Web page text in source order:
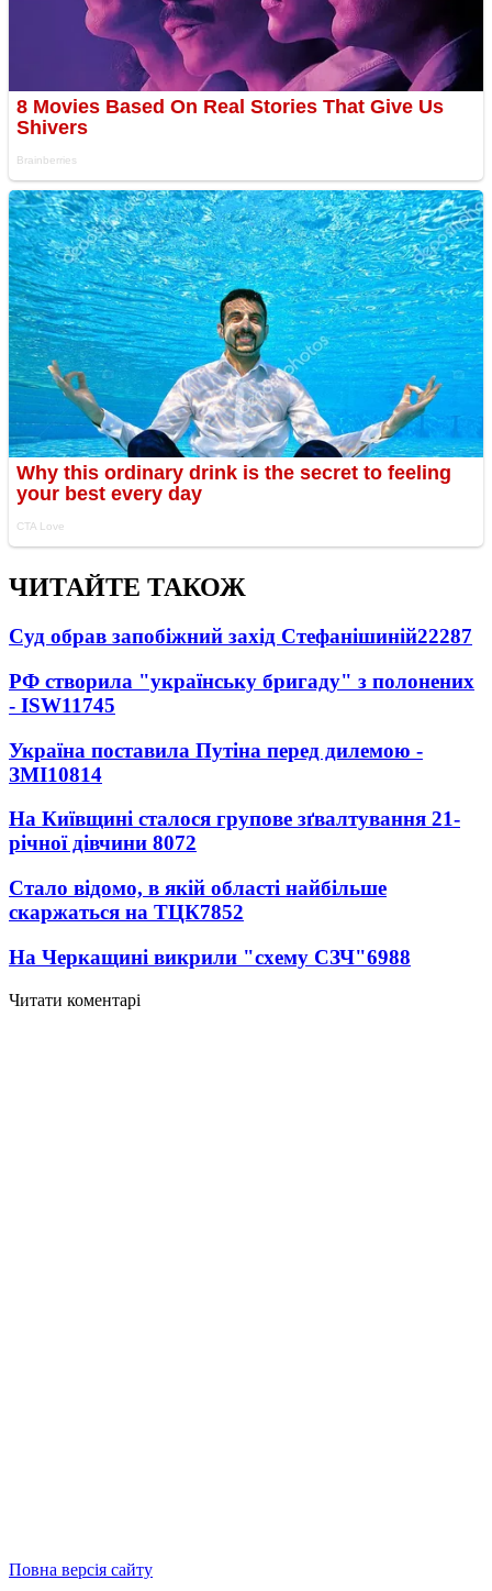
ЧИТАЙТЕ ТАКОЖ
Суд обрав запобіжний захід Стефанішиній22287
РФ створила "українську бригаду" з полонених
- ISW11745
Україна поставила Путіна перед дилемою -
ЗМІ10814
На Київщині сталося групове зґвалтування 21-
річної дівчини 8072
Стало відомо, в якій області найбільше
скаржаться на ТЦК7852
На Черкащині викрили "схему СЗЧ"6988
Читати коментарі
Повна версія сайту